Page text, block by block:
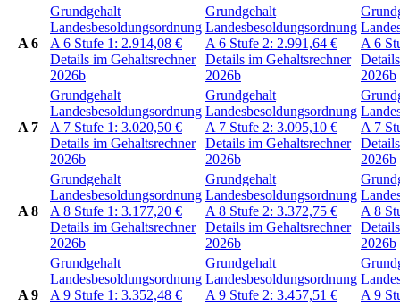
A 6
Grundgehalt
Landesbesoldungsordnung
A 6 Stufe 1: 2.914,08 €
Details im Gehaltsrechner
2026b
Grundgehalt
Landesbesoldungsordnung
A 6 Stufe 2: 2.991,64 €
Details im Gehaltsrechner
2026b
A 6
2026b
A 7
Grundgehalt
Landesbesoldungsordnung
A 7 Stufe 1: 3.020,50 €
Details im Gehaltsrechner
2026b
Grundgehalt
Landesbesoldungsordnung
A 7 Stufe 2: 3.095,10 €
Details im Gehaltsrechner
2026b
A 7
2026b
A 8
Grundgehalt
Landesbesoldungsordnung
A 8 Stufe 1: 3.177,20 €
Details im Gehaltsrechner
2026b
Grundgehalt
Landesbesoldungsordnung
A 8 Stufe 2: 3.372,75 €
Details im Gehaltsrechner
2026b
A 8
2026b
A 9
Grundgehalt
Landesbesoldungsordnung
A 9 Stufe 1: 3.352,48 €
Grundgehalt
Landesbesoldungsordnung
A 9 Stufe 2: 3.457,51 €
A 9